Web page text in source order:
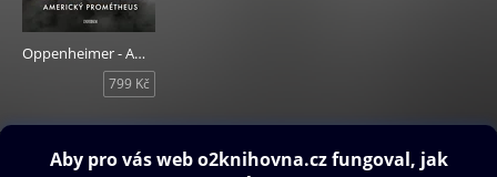
Oppenheimer - Americký Prométheus
799 Kč
Obsah ke stažení